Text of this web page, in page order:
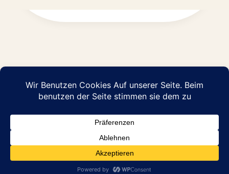
© 2026 Abraham Pflege GmbH